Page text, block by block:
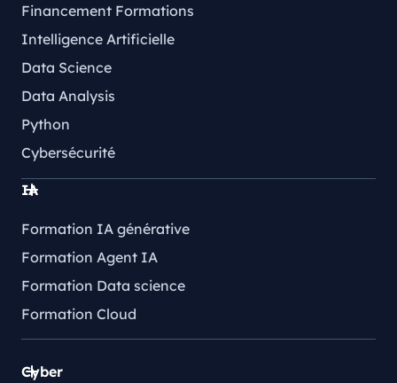
Financement Formations
Intelligence Artificielle
Data Science
Data Analysis
Python
Cybersécurité
IA
Formation IA générative
Formation Agent IA
Formation Data science
Formation Cloud
Cyber